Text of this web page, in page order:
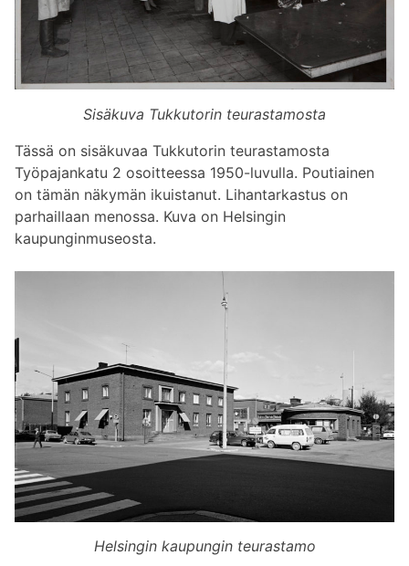
Sisäkuva Tukkutorin teurastamosta
Tässä on sisäkuvaa Tukkutorin teurastamosta
Työpajankatu 2 osoitteessa 1950-luvulla. Poutiainen
on tämän näkymän ikuistanut. Lihantarkastus on
parhaillaan menossa. Kuva on Helsingin
kaupunginmuseosta.
Helsingin kaupungin teurastamo